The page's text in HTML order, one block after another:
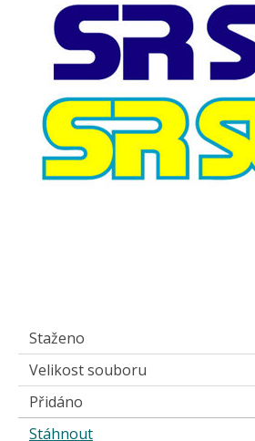
Staženo
Velikost souboru
Přidáno
Stáhnout